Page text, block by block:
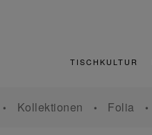
TISCHKULTUR
Kollektionen Folia